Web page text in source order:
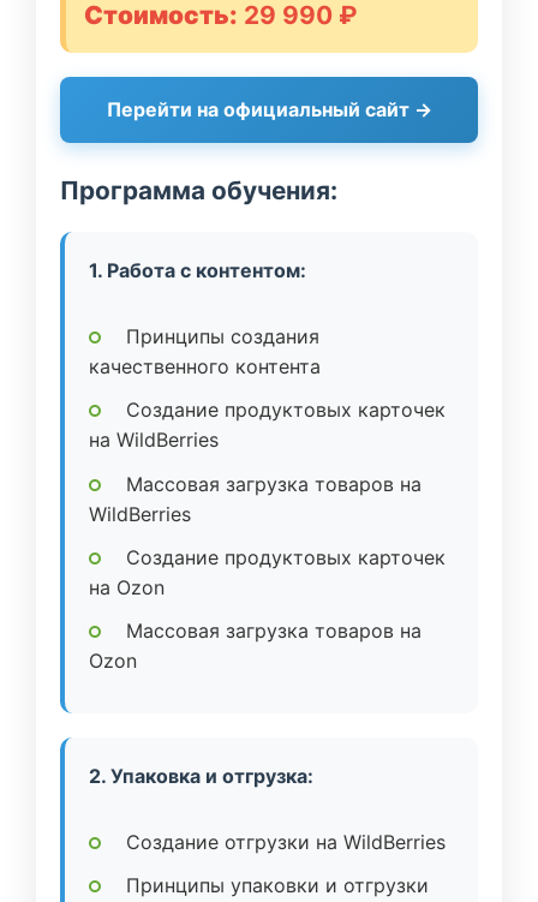
Стоимость: 29 990 ₽
Перейти на официальный сайт →
Программа обучения:
1. Работа с контентом:
Принципы создания
качественного контента
Создание продуктовых карточек
на WildBerries
Массовая загрузка товаров на
WildBerries
Создание продуктовых карточек
на Ozon
Массовая загрузка товаров на
Ozon
2. Упаковка и отгрузка:
Создание отгрузки на WildBerries
Принципы упаковки и отгрузки